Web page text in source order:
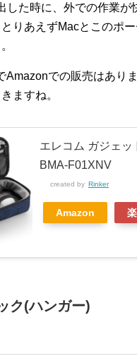
した時に、外での作業が
りあえずMacとこのポ
Amazonでの販売はあり
ますね。
エレコム ガジェッ
BMA-F01XNV
created by Rinker
Amazon
ク(ハンガー)